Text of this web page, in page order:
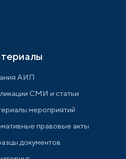
АИП
СМИ и статьи
мероприятий
правовые акты
документов